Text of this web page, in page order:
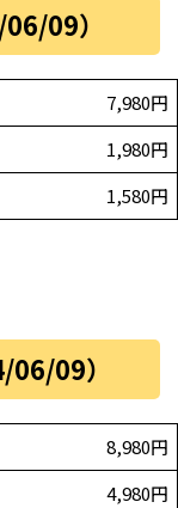
09）
7,980円
1,980円
1,580円
09）
8,980円
4,980円